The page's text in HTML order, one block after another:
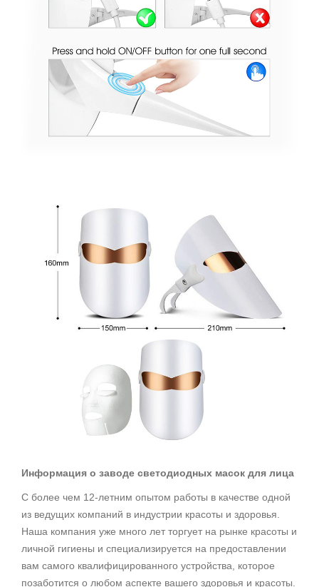
Информация о заводе светодиодных масок для лица
С более чем 12-летним опытом работы в качестве одной
из ведущих компаний в индустрии красоты и здоровья.
Наша компания уже много лет торгует на рынке красоты и
личной гигиены и специализируется на предоставлении
вам самого квалифицированного устройства, которое
позаботится о любом аспекте вашего здоровья и красоты.